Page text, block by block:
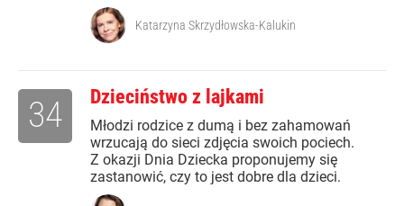
Katarzyna Skrzydłowska-Kalukin
Dzieciństwo z lajkami
Młodzi rodzice z dumą i bez zahamowań
wrzucają do sieci zdjęcia swoich pociech.
Z okazji Dnia Dziecka proponujemy się
zastanowić, czy to jest dobre dla dzieci.
34